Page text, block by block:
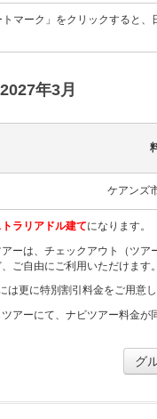
マーク」をクリックすると
年3月
ケアンズ
ラリアドル建てになります。
ーは、チェックアウト（ツ
ご自由にご利用いただけます。
は更に特別割引料金をご用意
アーにて、ナビツアー料金
グ